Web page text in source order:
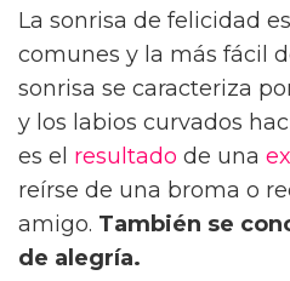
La sonrisa de felicidad
comunes y la más fácil
sonrisa se caracteriza
y los labios curvados
es el resultado de una
reírse de una broma o
amigo. También se
de alegría.